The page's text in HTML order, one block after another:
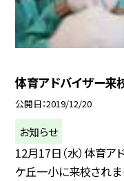
体育アドバイザー来
公開日 2019/12/20
お知らせ
12月17日（水）体育
ケ丘一小に来校されま